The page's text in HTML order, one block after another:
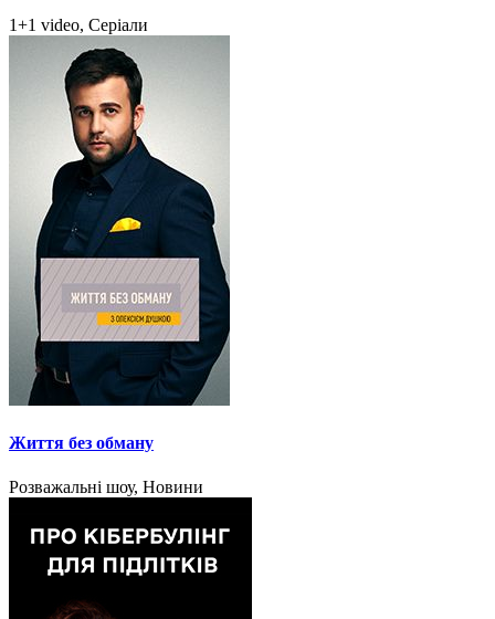
1+1 video, Серіали
Життя без обману
Розважальні шоу, Новини